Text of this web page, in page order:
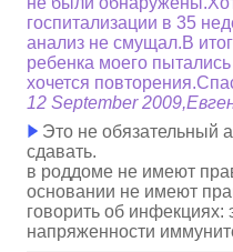
госпитализации в 35
анализ не смущал.В
ребенка моего
хочется
12 September
Это не обязательный
сдавать.
в роддоме не имеют
основании не имеют
говорить об инфекциях:
напряженности